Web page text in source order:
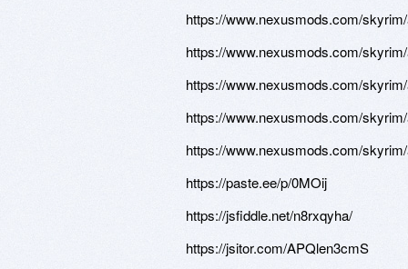
https://www.nexusmods.com/
https://www.nexusmods.com/
https://www.nexusmods.com/
https://www.nexusmods.com/
https://www.nexusmods.com/
https://paste.ee/p/0MOij
https://jsfiddle.net/n8rxqyha/
https://jsitor.com/APQlen3cmS